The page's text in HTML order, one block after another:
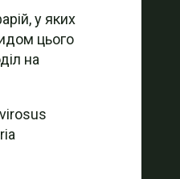
у яких
цього
на